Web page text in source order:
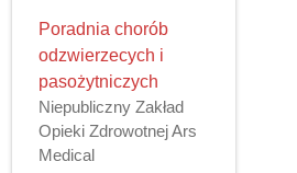
Poradnia chorób
odzwierzecych i
pasożytniczych
Niepubliczny Zakład
Opieki Zdrowotnej Ars
Medical